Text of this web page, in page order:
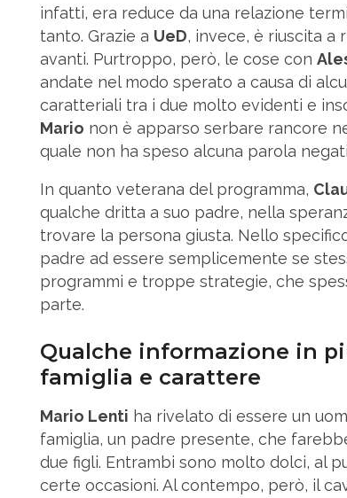
infatti, era reduce da una relazione
tanto. Grazie a UeD, invece, è riuscita a
avanti. Purtroppo, però, le cose con
andate nel modo sperato a causa di
caratteriali tra i due molto evidenti e
Mario non è apparso serbare rancore
quale non ha speso alcuna parola
In quanto veterana del programma,
qualche dritta a suo padre, nella
trovare la persona giusta. Nello
padre ad essere semplicemente se
programmi e troppe strategie, che
parte.
Qualche informazione in
famiglia e carattere
Mario Lenti ha rivelato di essere un
famiglia, un padre presente, che
due figli. Entrambi sono molto dolci, al
certe occasioni. Al contempo, però, il